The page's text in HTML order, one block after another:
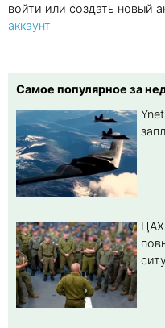
войти или создать новый
аккаунт
Самое популярное за